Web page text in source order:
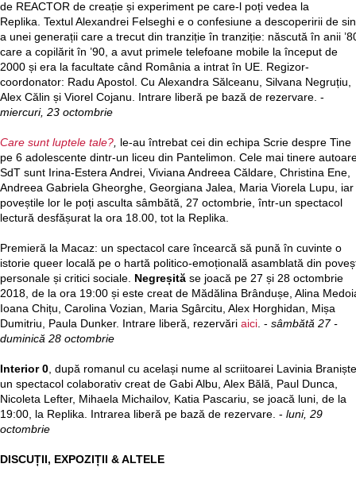
de REACTOR de creație și experiment pe care-l poți vedea la
Replika. Textul Alexandrei Felseghi e o confesiune a descoperirii de
a unei generații care a trecut din tranziție în tranziție: născută în anii
care a copilărit în ’90, a avut primele telefoane mobile la început de
2000 și era la facultate când România a intrat în UE. Regizor-
coordonator: Radu Apostol. Cu Alexandra Sălceanu, Silvana Negruțiu,
Alex Călin și Viorel Cojanu. Intrare liberă pe bază de rezervare. -
miercuri, 23 octombrie
Care sunt luptele tale?, le-au întrebat cei din echipa Scrie despre Tine
pe 6 adolescente dintr-un liceu din Pantelimon. Cele mai tinere
SdT sunt Irina-Estera Andrei, Viviana Andreea Căldare, Christina Ene,
Andreea Gabriela Gheorghe, Georgiana Jalea, Maria Viorela Lupu, iar
poveștile lor le poți asculta sâmbătă, 27 octombrie, într-un spectacol
lectură desfășurat la ora 18.00, tot la Replika.
Premieră la Macaz: un spectacol care încearcă să pună în cuvinte o
istorie queer locală pe o hartă politico-emoțională asamblată din
personale și critici sociale. Negreșită se joacă pe 27 și 28 octombrie
2018, de la ora 19:00 și este creat de Mădălina Brândușe, Alina
Ioana Chițu, Carolina Vozian, Maria Sgârcitu, Alex Horghidan, Mișa
Dumitriu, Paula Dunker. Intrare liberă, rezervări aici. - sâmbătă 27 -
duminică 28 octombrie
Interior 0, după romanul cu același nume al scriitoarei Lavinia
un spectacol colaborativ creat de Gabi Albu, Alex Bălă, Paul Dunca,
Nicoleta Lefter, Mihaela Michailov, Katia Pascariu, se joacă luni, de la
19:00, la Replika. Intrarea liberă pe bază de rezervare. - luni, 29
octombrie
DISCUȚII, EXPOZIȚII & ALTELE